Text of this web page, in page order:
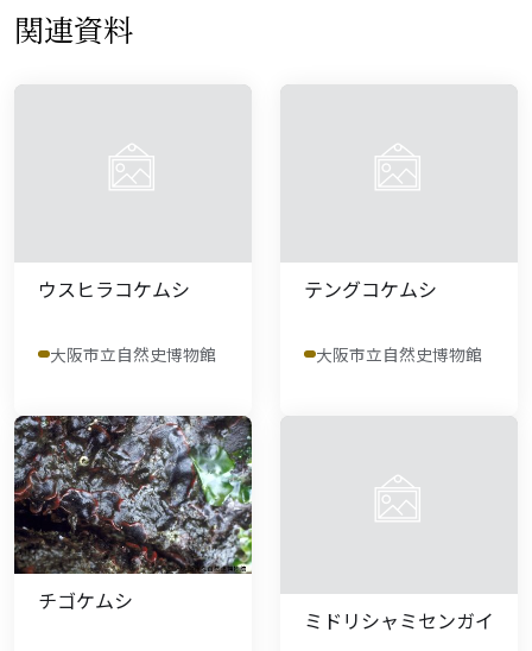
関連資料
ウスヒラコケムシ
大阪市立自然史博物館
テングコケムシ
大阪市立自然史博物館
チゴケムシ
ミドリシャミセンガイ